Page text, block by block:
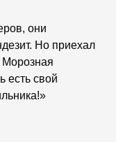
они
Но приехал
Морозная
есть свой